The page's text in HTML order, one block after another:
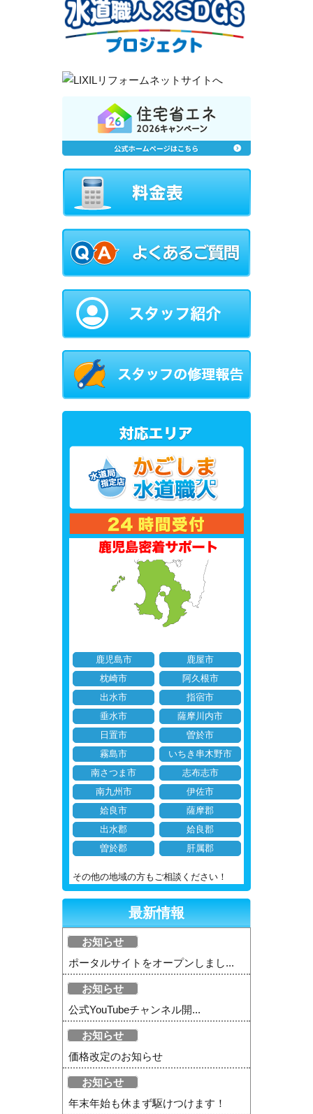
鹿児島市
鹿屋市
枕崎市
阿久根市
出水市
指宿市
垂水市
薩摩川内市
日置市
曽於市
霧島市
いちき串木野市
南さつま市
志布志市
南九州市
伊佐市
姶良市
薩摩郡
出水郡
姶良郡
曽於郡
肝属郡
その他の地域の方もご相談ください！
最新情報
お知らせ
ポータルサイトをオープンしまし...
お知らせ
公式YouTubeチャンネル開...
お知らせ
価格改定のお知らせ
お知らせ
年末年始も休まず駆けつけます！